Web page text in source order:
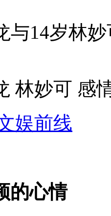
现男友出轨
女警
14岁林妙
林妙可 感
娱前线
的心情